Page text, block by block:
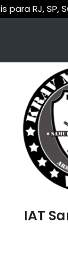
para RJ, SP,
Moletom
Papo
IAT